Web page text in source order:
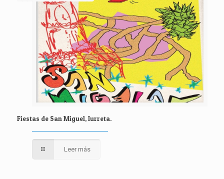
Fiestas de San Miguel, Iurreta.
Leer más